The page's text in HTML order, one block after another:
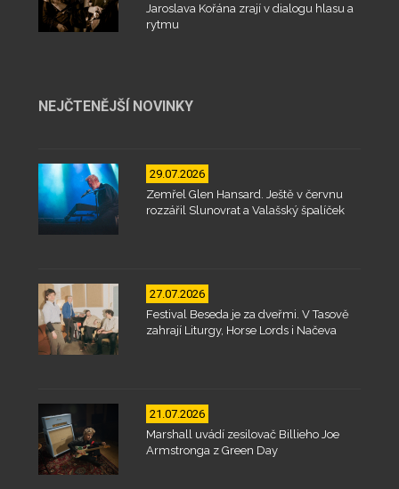
Jaroslava Kořána zrají v dialogu hlasu a
rytmu
NEJČTENĚJŠÍ NOVINKY
29.07.2026
Zemřel Glen Hansard. Ještě v červnu
rozzářil Slunovrat a Valašský špalíček
27.07.2026
Festival Beseda je za dveřmi. V Tasově
zahrají Liturgy, Horse Lords i Načeva
21.07.2026
Marshall uvádí zesilovač Billieho Joe
Armstronga z Green Day